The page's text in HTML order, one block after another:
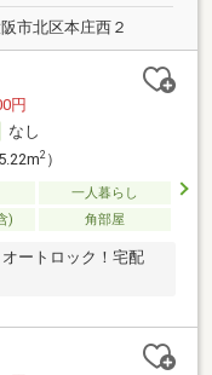
市北区本庄西２
円
なし
2）
一人暮らし
) 角部屋
ートロック！宅配